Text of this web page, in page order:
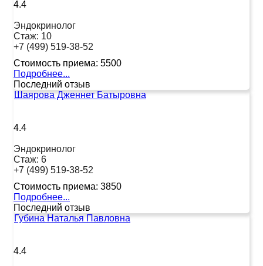
4.4
Эндокринолог
Стаж: 10
+7 (499) 519-38-52
Стоимость приема: 5500
Подробнее...
Последний отзыв
Шаярова Дженнет Батыровна
4.4
Эндокринолог
Стаж: 6
+7 (499) 519-38-52
Стоимость приема: 3850
Подробнее...
Последний отзыв
Губина Наталья Павловна
4.4